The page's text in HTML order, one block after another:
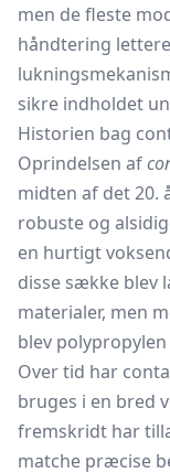
men de fleste
håndtering
sikre indholdet
Historien bag
Oprindelsen af
midten af det 20.
robuste og
en hurtigt
disse sække blev
materialer, men
blev
Over tid har
bruges i en bred
fremskridt har
matche præcise